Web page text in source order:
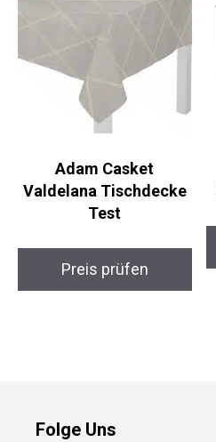
Adam Casket
Valdelana Tischdecke
Test
Preis prüfen
Folge Uns